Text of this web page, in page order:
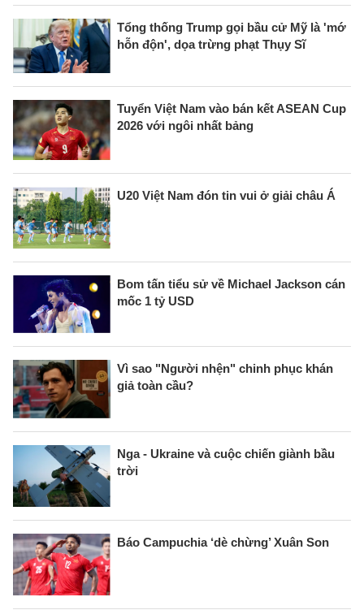
Tổng thống Trump gọi bầu cử Mỹ là 'mớ
hỗn độn', dọa trừng phạt Thụy Sĩ
Tuyển Việt Nam vào bán kết ASEAN Cup
2026 với ngôi nhất bảng
U20 Việt Nam đón tin vui ở giải châu Á
Bom tấn tiểu sử về Michael Jackson cán
mốc 1 tỷ USD
Vì sao "Người nhện" chinh phục khán
giả toàn cầu?
Nga - Ukraine và cuộc chiến giành bầu
trời
Báo Campuchia ‘dè chừng’ Xuân Son